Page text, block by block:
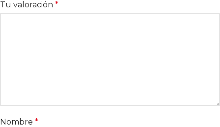
Tu valoración *
Nombre *